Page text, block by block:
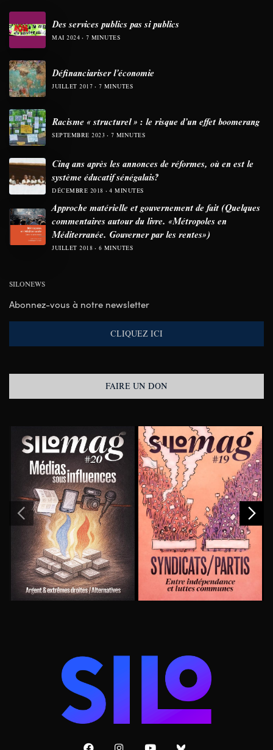
Des services publics pas si publics
MAI 2024 7 MINUTES
Définanciariser l’économie
JUILLET 2017 7 MINUTES
Racisme « structurel » : le risque d’un effet boomerang
SEPTEMBRE 2023 7 MINUTES
Cinq ans après les annonces de réformes, où en est le
système éducatif sénégalais?
DÉCEMBRE 2018 4 MINUTES
Approche matérielle et gouvernement de fait (Quelques
commentaires autour du livre. «Métropoles en
Méditerranée. Gouverner par les rentes»)
JUILLET 2018 6 MINUTES
SILONEWS
Abonnez-vous à notre newsletter
CLIQUEZ ICI
FAIRE UN DON